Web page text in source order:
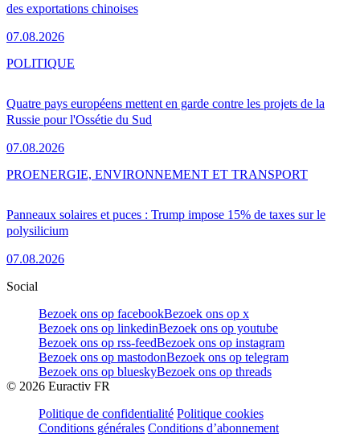
des exportations chinoises
07.08.2026
Quatre pays européens mettent en garde contre les projets de la
Russie pour l'Ossétie du Sud
07.08.2026
POLITIQUE
Panneaux solaires et puces : Trump impose 15% de taxes sur le
polysilicium
07.08.2026
PROENERGIE, ENVIRONNEMENT ET TRANSPORT
Social
Bezoek ons op facebookBezoek ons op x
Bezoek ons op linkedinBezoek ons op youtube
Bezoek ons op rss-feedBezoek ons op instagram
Bezoek ons op mastodonBezoek ons op telegram
Bezoek ons op blueskyBezoek ons op threads
© 2026 Euractiv FR
Politique de confidentialité Politique cookies
Conditions générales Conditions d’abonnement